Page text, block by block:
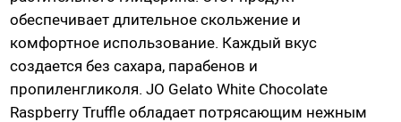
Помпы для груди и сосков женские
Экстендеры
Насадки для помп
обеспечивает длительное скольжение и
комфортное использование. Каждый вкус
создается без сахара, парабенов и
пропиленгликоля. JO Gelato White Chocolate
Raspberry Truffle обладает потрясающим нежным